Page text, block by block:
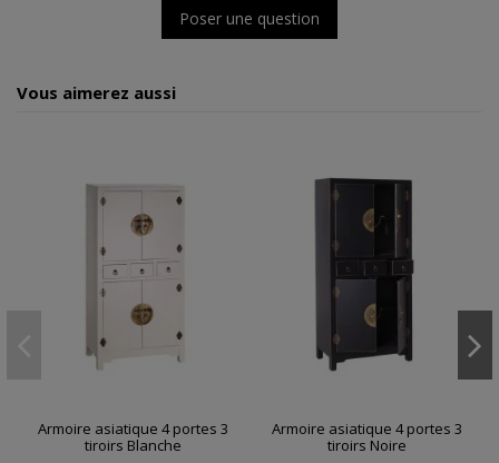
Poser une question
Vous aimerez aussi
Armoire asiatique 4 portes 3
tiroirs Blanche
Armoire asiatique 4 portes 3
tiroirs Noire